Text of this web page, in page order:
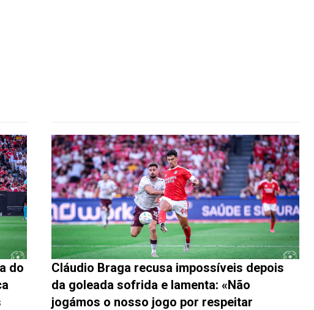
do
Cláudio Braga recusa impossíveis depois
da goleada sofrida e lamenta: «Não
jogámos o nosso jogo por respeitar